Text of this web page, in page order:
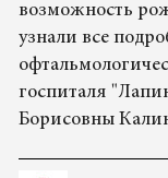
возможность
узнали все
госпиталя
Борисовны